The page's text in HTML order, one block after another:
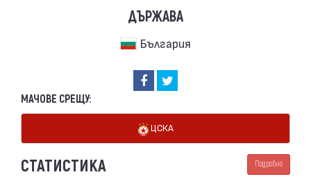
ДЪРЖАВА
България
МАЧОВЕ СРЕЩУ:
ЦСКА
СТАТИСТИКА Подробно